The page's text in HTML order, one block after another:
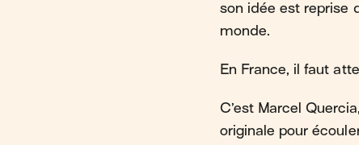
son idée est reprise
monde.
En France, il faut
C’est Marcel
originale pour